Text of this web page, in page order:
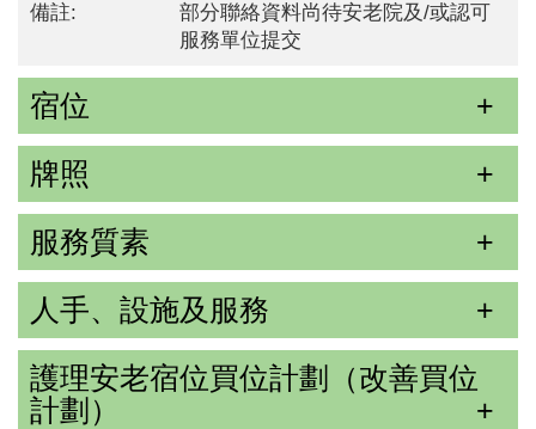
備註:
部分聯絡資料尚待安老院及/或認可
服務單位提交
宿位
牌照
服務質素
人手、設施及服務
護理安老宿位買位計劃（改善買位
計劃）